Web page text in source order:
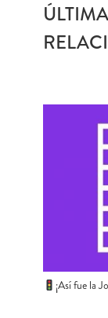
¡Así fue la